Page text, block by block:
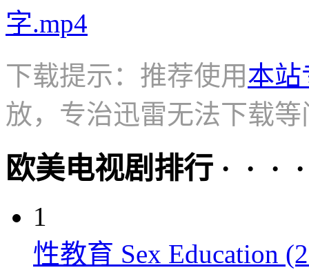
字.mp4
下载提示：推荐使用本站
放，专治迅雷无法下载等
欧美电视剧排行 · · ·
1
性教育 Sex Education